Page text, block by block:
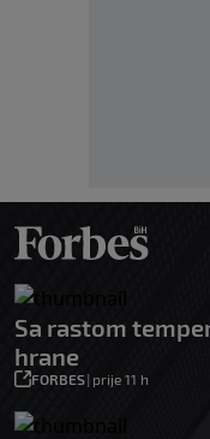
Sa rastom
hrane
FORBES| prije 11 h